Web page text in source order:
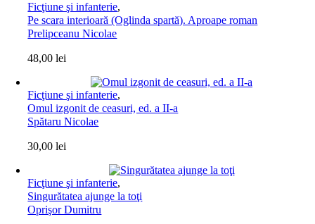
Ficţiune şi infanterie,
Pe scara interioară (Oglinda spartă). Aproape roman
Prelipceanu Nicolae
48,00lei
Ficţiune şi infanterie,
Omul izgonit de ceasuri, ed. a II-a
Spătaru Nicolae
30,00lei
Ficţiune şi infanterie,
Singurătatea ajunge la toţi
Oprişor Dumitru